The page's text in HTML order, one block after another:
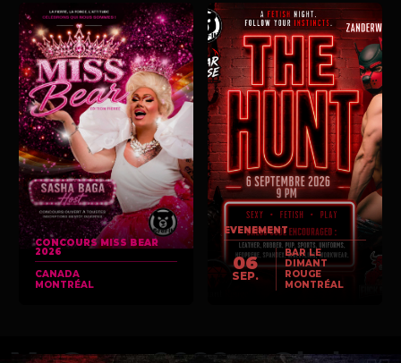
CONCOURS MISS BEAR
2026
CANADA
MONTRÉAL
EVENEMENT
06
SEP.
BAR LE
DIMANT
ROUGE
MONTRÉAL